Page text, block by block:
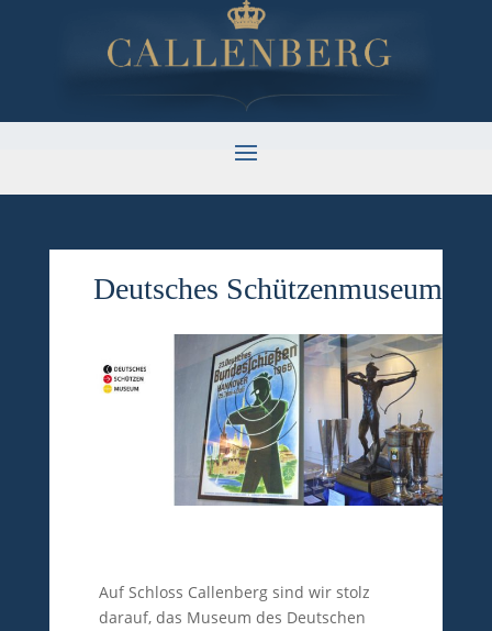
Deutsches Schützenmuseum
Auf Schloss Callenberg sind wir stolz
darauf, das Museum des Deutschen